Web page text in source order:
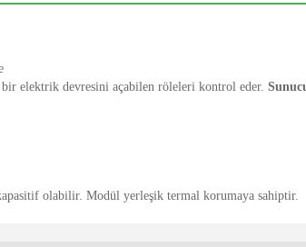
elektrik devresini açabilen röleleri kontrol eder.
olabilir. Modül yerleşik termal korumaya sahiptir.